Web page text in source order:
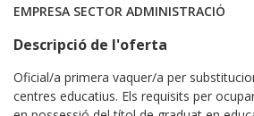
EMPRESA SECTOR ADMINISTRACIÓ
Descripció de l'oferta
Oficial/a primera vaquer/a per
centres educatius. Els requisits per